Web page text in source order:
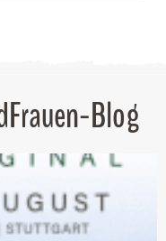
Blog